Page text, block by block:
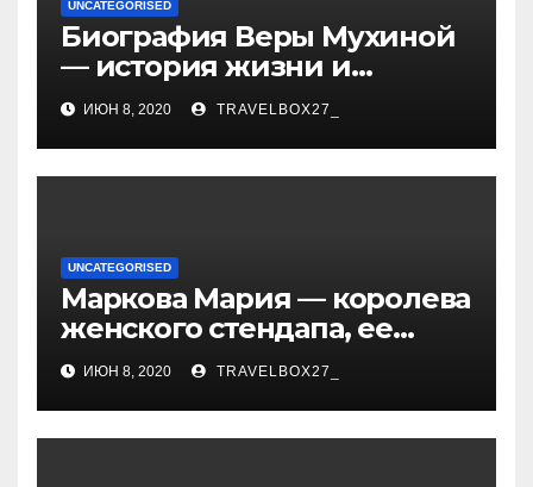
UNCATEGORISED
Биография Веры Мухиной
— история жизни и
карьеры успешной
художницы, ее
достижения и творчество
ИЮН 8, 2020 TRAVELBOX27_
UNCATEGORISED
Маркова Мария — королева
женского стендапа, ее
биография, самые
смешные выступления,
ураган смеха и
непревзойденный талант!
ИЮН 8, 2020 TRAVELBOX27_